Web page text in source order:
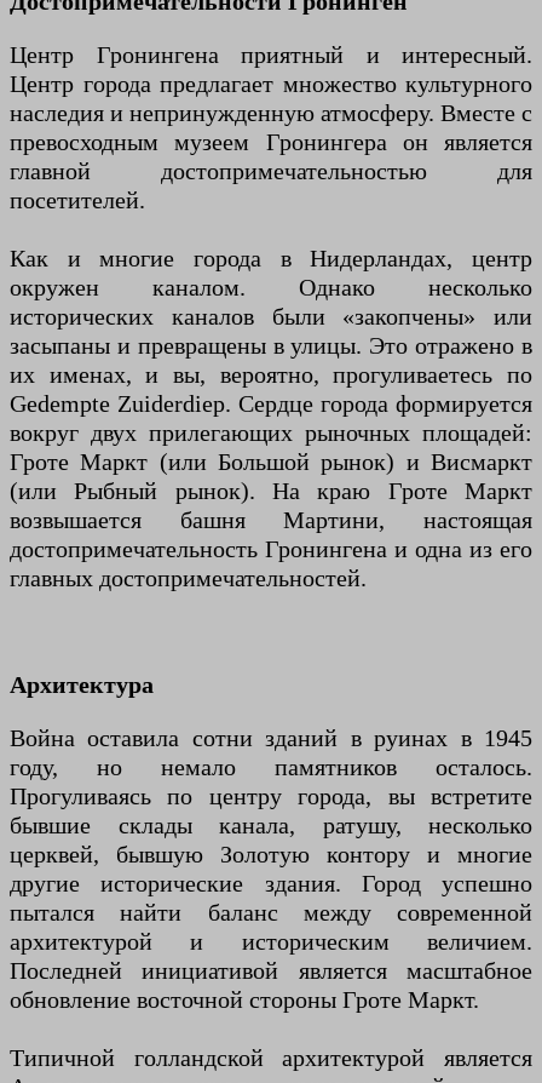
Центр Гронингена приятный и интересный.
Центр города предлагает множество культурного
наследия и непринужденную атмосферу. Вместе с
превосходным музеем Гронингера он является
главной достопримечательностью для
посетителей.
Как и многие города в Нидерландах, центр
окружен каналом. Однако несколько
исторических каналов были «закопчены» или
засыпаны и превращены в улицы. Это отражено в
их именах, и вы, вероятно, прогуливаетесь по
Gedempte Zuiderdiep. Сердце города формируется
вокруг двух прилегающих рыночных площадей:
Гроте Маркт (или Большой рынок) и Висмаркт
(или Рыбный рынок). На краю Гроте Маркт
возвышается башня Мартини, настоящая
достопримечательность Гронингена и одна из его
главных достопримечательностей.
Архитектура
Война оставила сотни зданий в руинах в 1945
году, но немало памятников осталось.
Прогуливаясь по центру города, вы встретите
бывшие склады канала, ратушу, несколько
церквей, бывшую Золотую контору и многие
другие исторические здания. Город успешно
пытался найти баланс между современной
архитектурой и историческим величием.
Последней инициативой является масштабное
обновление восточной стороны Гроте Маркт.
Типичной голландской архитектурой является